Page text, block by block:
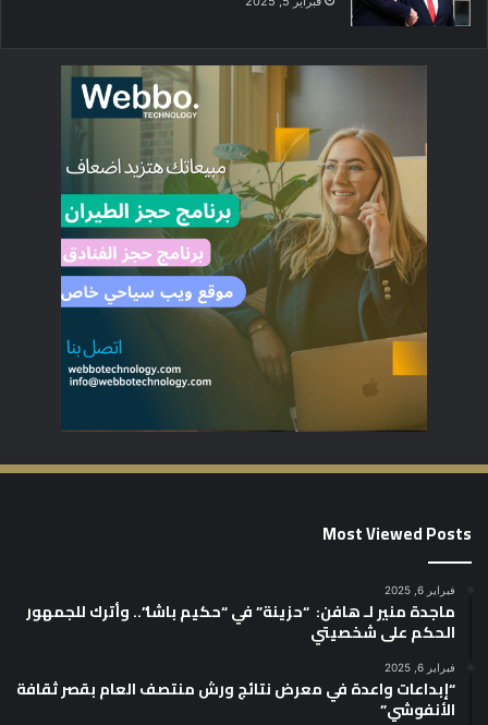
Most Viewed Posts
فبراير 6, 2025
ماجدة منير لـ هافن: “حزينة” في “حكيم باشا”.. وأترك للجمهور
الحكم على شخصيتي
فبراير 6, 2025
“إبداعات واعدة في معرض نتائج ورش منتصف العام بقصر ثقافة
الأنفوشي”